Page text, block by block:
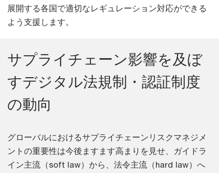
展開する各国で適切なレギュレーション対応ができる
よう支援します。
サプライチェーン影響を及ぼ
すデジタル法規制・認証制度
の動向
グローバルにおけるサプライチェーンリスクマネジメ
ントの重要性は今後ますます高まりを見せ、ガイドラ
イン主流（soft law）から、法令主流（hard law）へ